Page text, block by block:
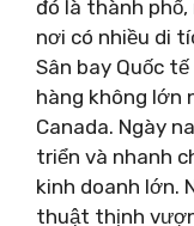
đó là thành phố,
nơi có nhiều di
Sân bay Quốc
hàng không lớn
Canada. Ngày
triển và nhanh
kinh doanh lớn.
thuật thịnh